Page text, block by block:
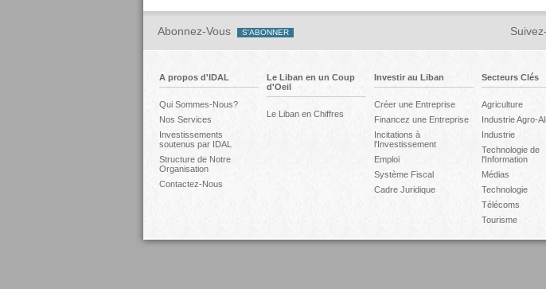
Abonnez-Vous
A propos d'IDAL
Qui Sommes-Nous?
Nos Services
Investissements
soutenus par IDAL
Structure de Notre
Organisation
Contactez-Nous
Le Liban en un Coup
d'Oeil
Le Liban en Chiffres
Investir au Liban
Créer une Entreprise
Financez une Entreprise
Incitations à
l'Investissement
Emploi
Système Fiscal
Cadre Juridique
Secteurs Clés
Agriculture
Industrie Agro-
Industrie
Technologie de
l'Information
Médias
Technologie
Télécoms
Tourisme